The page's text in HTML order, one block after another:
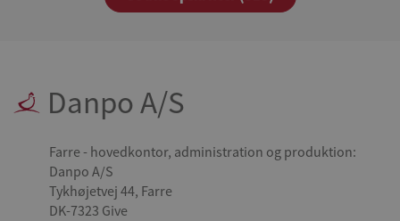
Danpo A/S
Farre - hovedkontor, administration og produktion:
Danpo A/S
Tykhøjetvej 44, Farre
DK-7323 Give